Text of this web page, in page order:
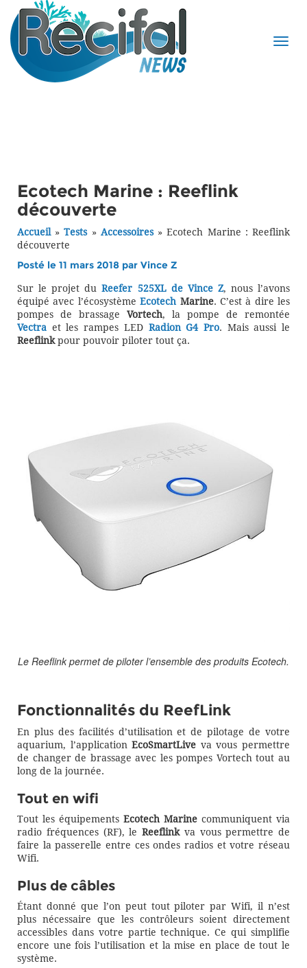
Ecotech Marine : Reeflink
découverte
Accueil»Tests» Accessoires»Ecotech Marine : Reeflink
découverte
Posté le 11 mars 2018 par Vince Z
Sur le projet duReefer 525XL de Vince Z, nous l’avons
équipé avec l’écosystèmeEcotech Marine. C’est à dire les
pompes de brassage Vortech, la pompe de remontée
Vectra et les rampes LED Radion G4 Pro. Mais aussi le
Reeflinkpour pouvoir piloter tout ça.
Le Reeflink permet de piloter l’ensemble des produits Ecotech.
Fonctionnalités du ReefLink
En plus des facilités d’utilisation et de pilotage de votre
aquarium, l’applicationEcoSmartLive va vous permettre
de changer de brassage avec les pompes Vortech tout au
long de la journée.
Tout en wifi
Tout les équipements Ecotech Marine communiquent via
radio fréquences (RF), le Reeflinkva vous permettre de
faire la passerelle entre ces ondes radios et votre réseau
Wifi.
Plus de câbles
Étant donné que l’on peut tout piloter par Wifi, il n’est
plus nécessaire que les contrôleurs soient directement
accessibles dans votre partie technique. Ce qui simplifie
encore une fois l’utilisation et la mise en place de tout le
système.